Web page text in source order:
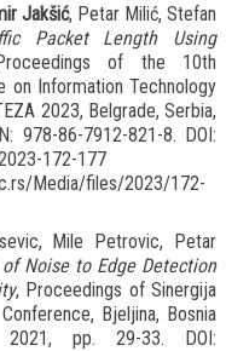
Jakšić, Petar Milić, Stefan
Packet Length Using
of the 10th
on Information Technology
2023, Belgrade, Serbia,
978-86-7912-821-8. DOI:
172-177
Media/files/2023/172-
Mile Petrovic, Petar
Noise to Edge Detection
, Proceedings of Sinergija
Bjeljina, Bosnia
2021, pp. 29-33. DOI: